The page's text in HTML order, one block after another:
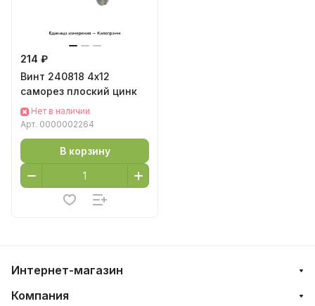
214 ₽
Винт 240818 4х12
саморез плоский цинк
Нет в наличии
Арт. 0000002264
В корзину
Интернет-магазин
Компания